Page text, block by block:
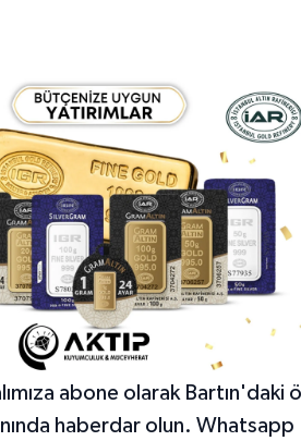
abone olarak Bartın'daki
haberdar olun. Whatsapp